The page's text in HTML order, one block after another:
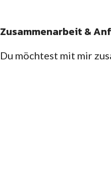
Zusammenarbeit &
Du möchtest mit mir